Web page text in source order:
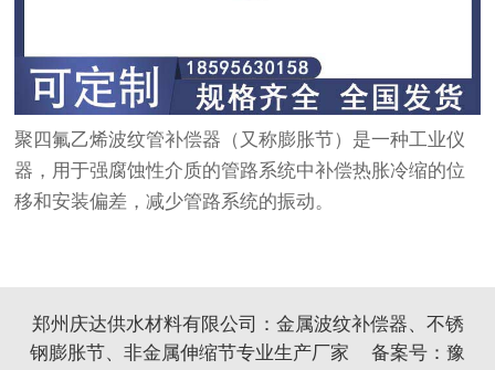
聚四氟乙烯波纹管补偿器（又称膨胀节）是一种工业仪
器，用于强腐蚀性介质的管路系统中补偿热胀冷缩的位
移和安装偏差，减少管路系统的振动。
郑州庆达供水材料有限公司： 金属波纹补偿器、 不锈
钢膨胀节、 非金属伸缩节专业生产厂家 备案号： 豫